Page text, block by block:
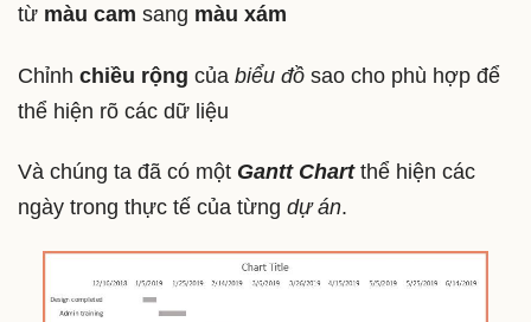
từ màu cam sang màu xám
Chỉnh chiều rộng của biểu đồ sao cho phù hợp để
thể hiện rõ các dữ liệu
Và chúng ta đã có một Gantt Chartthể hiện các
ngày trong thực tế của từng dự án.